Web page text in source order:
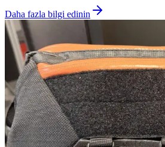
Daha fazla bilgi edinin